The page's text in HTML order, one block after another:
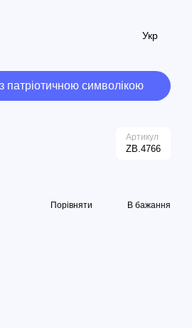
Укр
патріотичною символікою
Артикул
ZB.4766
Порівняти В бажання